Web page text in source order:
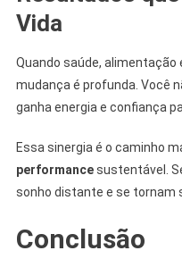
Vida
Quando saúde,
mudança é profunda. Você
ganha energia e confiança
Essa sinergia é o caminho
performancesustentável.
sonho distante e se tornam
Conclusão